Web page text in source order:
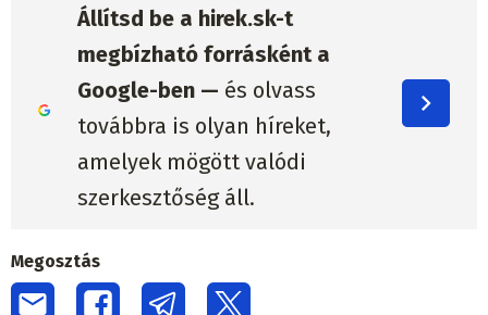
Állítsd be a hirek.sk-t
megbízható forrásként a
Google-ben — és olvass
továbbra is olyan híreket,
amelyek mögött valódi
szerkesztőség áll.
Megosztás